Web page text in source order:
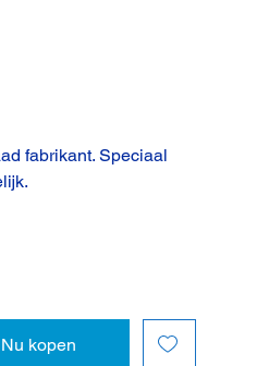
fabrikant. Speciaal
Nu kopen